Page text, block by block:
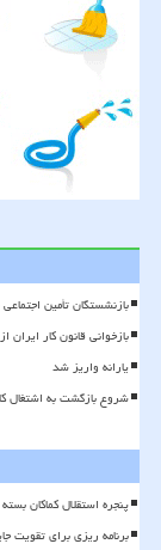
بازنشستگان تأمین
بازخوانی قانون کار ایران
یارانه واریز شد
شروع بازگشت به اشتغال
پنجره استقلال کماکان
برنامه ریزی برای تقویت